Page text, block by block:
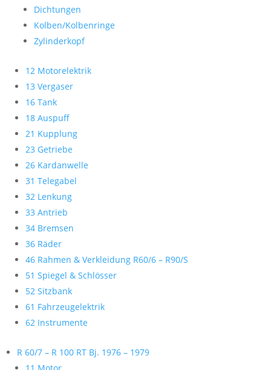
Dichtungen
Kolben/Kolbenringe
Zylinderkopf
12 Motorelektrik
13 Vergaser
16 Tank
18 Auspuff
21 Kupplung
23 Getriebe
26 Kardanwelle
31 Telegabel
32 Lenkung
33 Antrieb
34 Bremsen
36 Räder
46 Rahmen & Verkleidung R60/6 – R90/S
51 Spiegel & Schlösser
52 Sitzbank
61 Fahrzeugelektrik
62 Instrumente
R 60/7 – R 100 RT Bj. 1976 – 1979